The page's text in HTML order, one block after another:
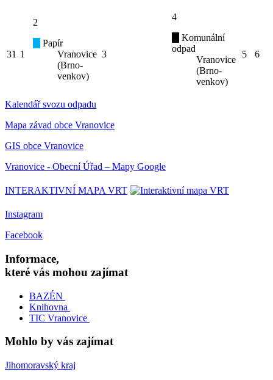
31 1
2
Papír
Vranovice
(Brno-
venkov)
3
4
Komunální
odpad
Vranovice
(Brno-
venkov)
5 6
Kalendář svozu odpadu
Mapa závad obce Vranovice
GIS obce Vranovice
Vranovice - Obecní Úřad – Mapy Google
INTERAKTIVNÍ MAPA VRT
Instagram
Facebook
Informace,
které vás mohou zajímat
BAZÉN
Knihovna
TIC Vranovice
Mohlo by vás zajímat
Jihomoravský kraj